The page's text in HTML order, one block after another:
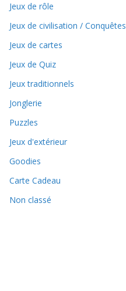
Jeux de rôle
Jeux de civilisation / Conquêtes
Jeux de cartes
Jeux de Quiz
Jeux traditionnels
Jonglerie
Puzzles
Jeux d'extérieur
Goodies
Carte Cadeau
Non classé